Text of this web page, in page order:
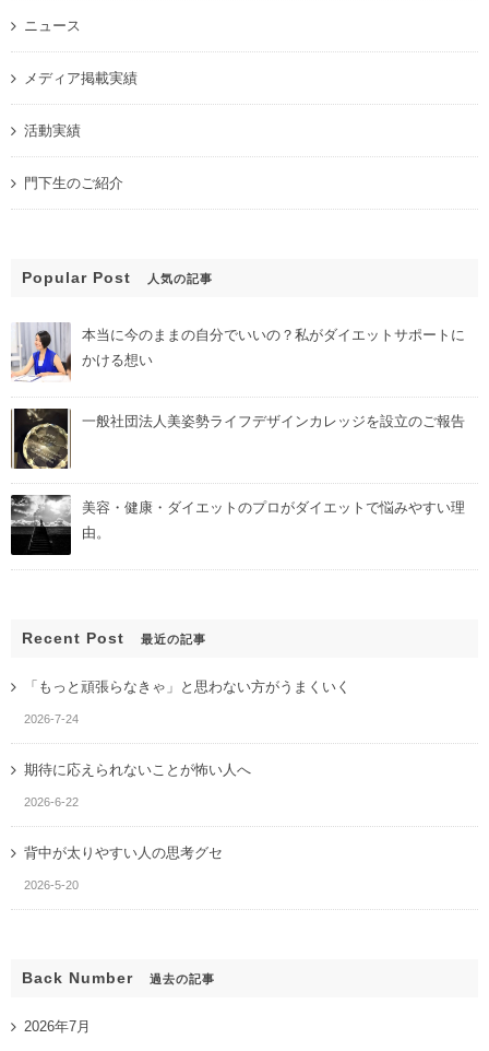
ニュース
メディア掲載実績
活動実績
門下生のご紹介
Popular Post 人気の記事
本当に今のままの自分でいいの？私がダイエットサポートに
かける想い
一般社団法人美姿勢ライフデザインカレッジを設立のご報告
美容・健康・ダイエットのプロがダイエットで悩みやすい理
由。
Recent Post 最近の記事
「もっと頑張らなきゃ」と思わない方がうまくいく
2026-7-24
期待に応えられないことが怖い人へ
2026-6-22
背中が太りやすい人の思考グセ
2026-5-20
Back Number 過去の記事
2026年7月